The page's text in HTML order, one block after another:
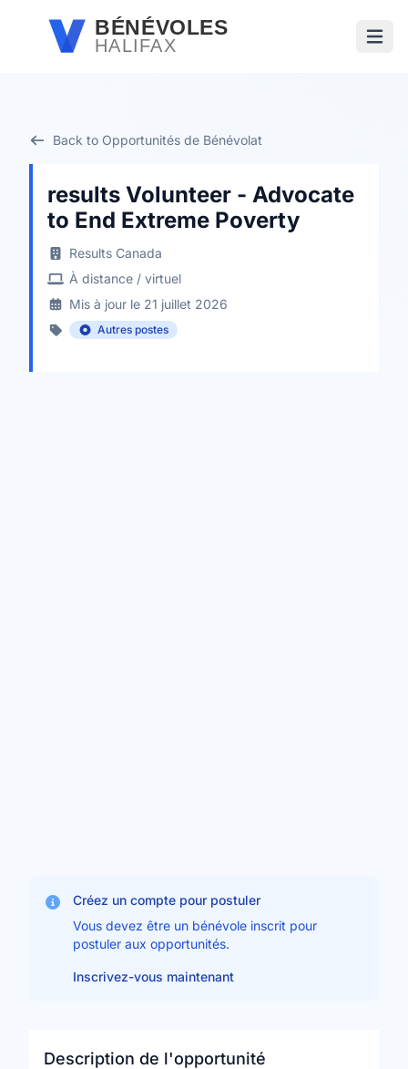
Passer au contenu principal
BÉNÉVOLES
HALIFAX
Back to Opportunités de Bénévolat
results Volunteer - Advocate
to End Extreme Poverty
Results Canada
À distance / virtuel
Mis à jour le 21 juillet 2026
Autres postes
Créez un compte pour postuler
Vous devez être un bénévole inscrit pour
postuler aux opportunités.
Inscrivez-vous maintenant
Description de l'opportunité